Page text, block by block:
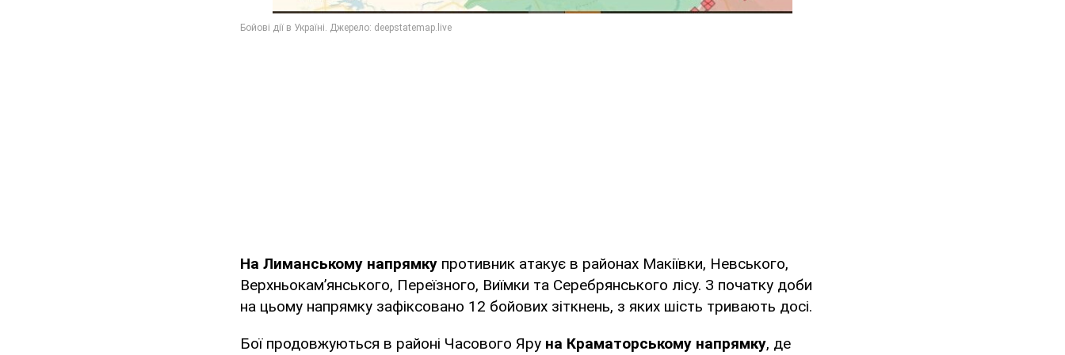
На Лиманському напрямку противник атакує в районах Макіївки, Невського,
Верхньокам’янського, Переїзного, Виїмки та Серебрянського лісу. З початку доби
на цьому напрямку зафіксовано 12 бойових зіткнень, з яких шість тривають досі.
Бої продовжуються в районі Часового Яру на Краматорському напрямку, де